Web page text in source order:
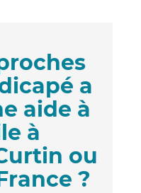
a
aide à
à
ou
?